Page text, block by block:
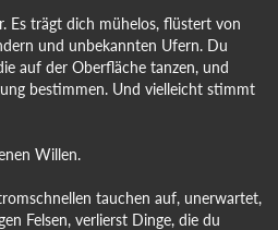
Es trägt dich mühelos, flüstert von
und unbekannten Ufern. Du
auf der Oberfläche tanzen, und
bestimmen. Und vielleicht stimmt
Willen.
tauchen auf, unerwartet,
Felsen, verlierst Dinge, die du